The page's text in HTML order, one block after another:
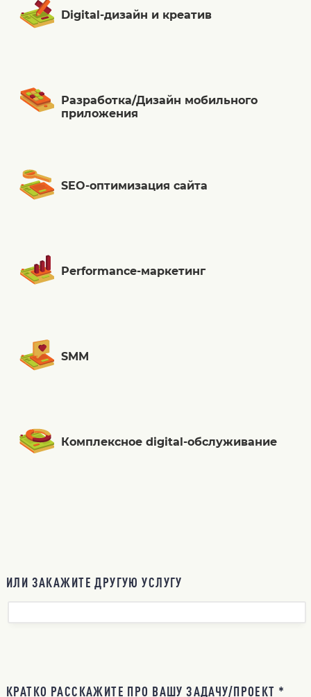
Digital-дизайн и креатив
Разработка/Дизайн мобильного
приложения
SEO-оптимизация сайта
Performance-маркетинг
SMM
Комплексное digital-обслуживание
ИЛИ ЗАКАЖИТЕ ДРУГУЮ УСЛУГУ
КРАТКО РАССКАЖИТЕ ПРО ВАШУ ЗАДАЧУ/ПРОЕКТ *